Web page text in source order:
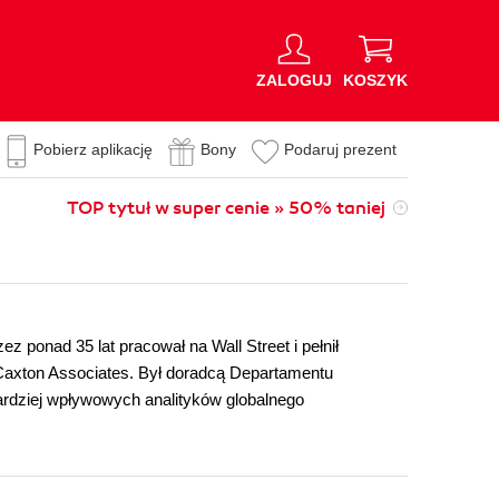
ZALOGUJ KOSZYK
Pobierz aplikację Bony Podaruj prezent
TOP tytuł w super cenie » 50% taniej
ponad 35 lat pracował na Wall Street i pełnił
Associates. Był doradcą Departamentu
wpływowych analityków globalnego